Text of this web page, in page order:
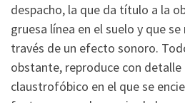
despacho, la que da título a la
gruesa línea en el suelo y que
través de un efecto sonoro.
obstante, reproduce con detalle
claustrofóbico en el que se